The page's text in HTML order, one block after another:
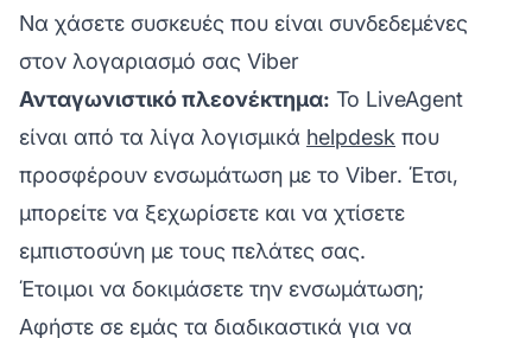
Να χάσετε συσκευές που είναι συνδεδεμένες
στον λογαριασμό σας Viber
Ανταγωνιστικό πλεονέκτημα: Το LiveAgent
είναι από τα λίγα λογισμικά helpdesk που
προσφέρουν ενσωμάτωση με το Viber. Έτσι,
μπορείτε να ξεχωρίσετε και να χτίσετε
εμπιστοσύνη με τους πελάτες σας.
Έτοιμοι να δοκιμάσετε την ενσωμάτωση;
Αφήστε σε εμάς τα διαδικαστικά για να